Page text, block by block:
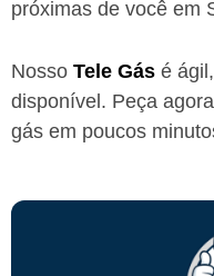
próximas de você em
Nosso Tele Gás é
disponível. Peça
gás em poucos